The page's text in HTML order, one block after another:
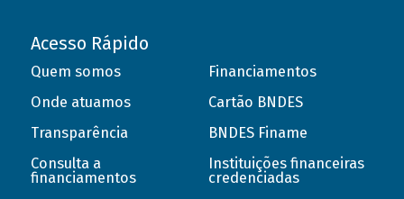
Acesso Rápido
Quem somos
Onde atuamos
Transparência
Consulta a
financiamentos
Financiamentos
Cartão BNDES
BNDES Finame
Instituições financeiras
credenciadas